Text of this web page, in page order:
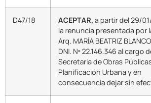
D47/18 ACEPTAR, a partir del 29/
la renuncia presentada por
Arq. MARÍA BEATRIZ BLANCO,
DNI. Nº 22.146.346 al cargo
Secretaria de Obras
Planificación Urbana y en
consecuencia dejar sin